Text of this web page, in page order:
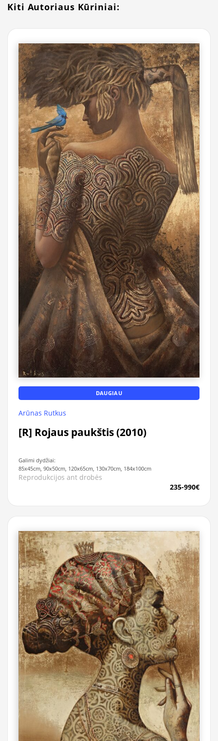
Kiti Autoriaus Kūriniai:
DAUGIAU
Arūnas Rutkus
[R] Rojaus paukštis (2010)
Galimi dydžiai:
85x45cm, 90x50cm, 120x65cm, 130x70cm, 184x100cm
Reprodukcijos ant drobės
235-990€